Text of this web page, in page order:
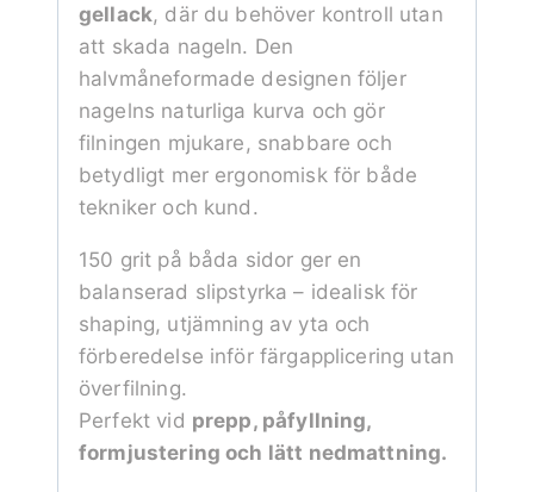
gellack, där du behöver kontroll utan
att skada nageln. Den
halvmåneformade designen följer
nagelns naturliga kurva och gör
filningen mjukare, snabbare och
betydligt mer ergonomisk för både
tekniker och kund.
150 grit på båda sidor ger en
balanserad slipstyrka – idealisk för
shaping, utjämning av yta och
förberedelse inför färgapplicering utan
överfilning.
Perfekt vid prepp, påfyllning,
formjustering och lätt nedmattning.